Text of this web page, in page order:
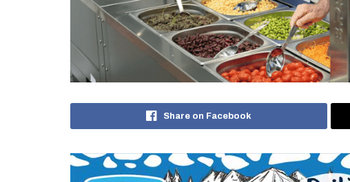
Share on Facebook